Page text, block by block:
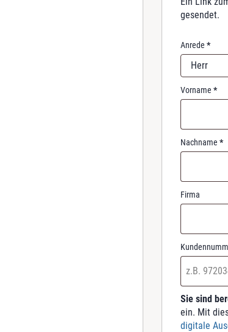
gesendet.
Anrede *
Herr
Vorname *
Nachname *
Firma
Sie sind
ein. Mit
digitale